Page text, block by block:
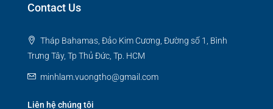
Contact Us
Tháp Bahamas, Đảo Kim Cương, Đường số 1, Bình
Trưng Tây, Tp Thủ Đức, Tp. HCM
minhlam.vuongtho@gmail.com
Liên hệ chúng tôi